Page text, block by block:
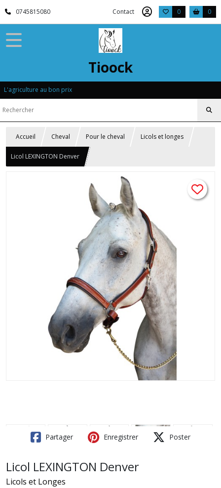
0745815080 Contact 0 0
Tioock
L'agriculture au bon prix
Accueil Cheval Pour le cheval Licols et longes
Licol LEXINGTON Denver
Partager Enregistrer Poster
Licol LEXINGTON Denver
Licols et Longes